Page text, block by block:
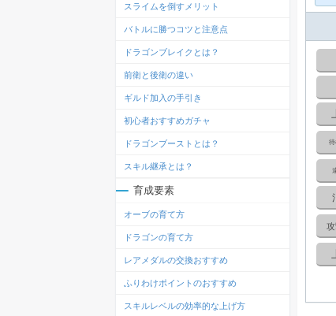
待
スライムを倒すメリット
バトルに勝つコツと注意点
ドラゴンブレイクとは？
前衛と後衛の違い
ギルド加入の手引き
初心者おすすめガチャ
ドラゴンブーストとは？
スキル継承とは？
育成要素
オーブの育て方
ドラゴンの育て方
レアメダルの交換おすすめ
ふりわけポイントのおすすめ
スキルレベルの効率的な上げ方